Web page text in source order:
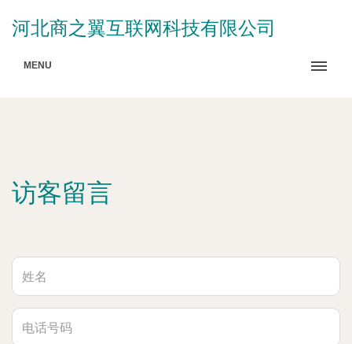
河北商之翼互联网科技有限公司
MENU
访客留言